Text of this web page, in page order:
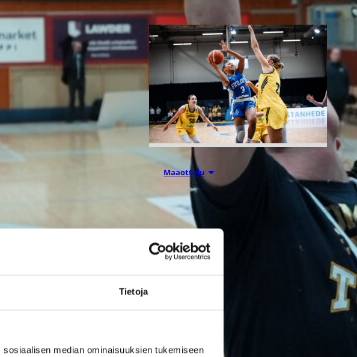
Tietoja
median ominaisuuksien tukemiseen
Maaottelu 07.08.2026 21:42
Ruotsi piirun
verran
Susiladiesia
parempi
Tukholmassa